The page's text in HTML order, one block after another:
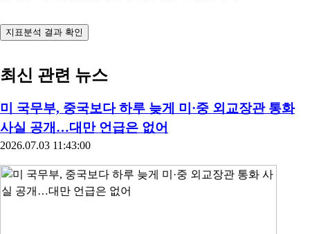
지표분석 결과 확인
최신 관련 뉴스
미 국무부, 중국보다 하루 늦게 미·중 외교장관 통화
사실 공개…대만 언급은 없어
2026.07.03 11:43:00